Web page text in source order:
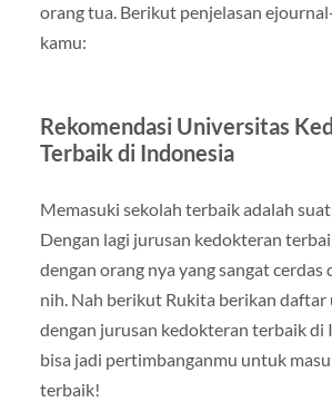
orang tua. Berikut penjelasan
kamu:
Rekomendasi Universitas
Terbaik di Indonesia
Memasuki sekolah terbaik adalah
Dengan lagi jurusan kedokteran
dengan orang nya yang sangat cerdas
nih. Nah berikut Rukita berikan daftar
dengan jurusan kedokteran terbaik di
bisa jadi pertimbanganmu untuk
terbaik!